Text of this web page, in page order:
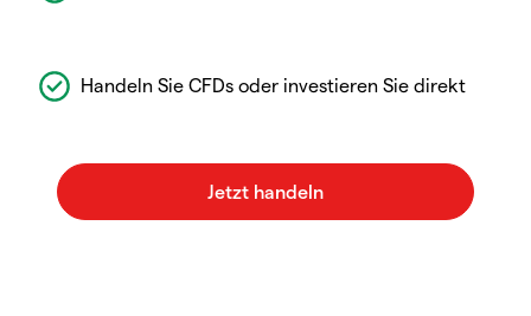
Handeln Sie CFDs oder investieren Sie direkt